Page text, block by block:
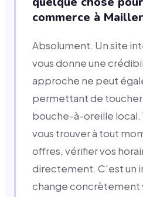
commerce à
Absolument. Un site
vous donne une
approche ne peut
permettant de toucher
bouche-à-oreille local.
vous trouver à tout
offres, vérifier vos
directement. C'est un
change concrètement